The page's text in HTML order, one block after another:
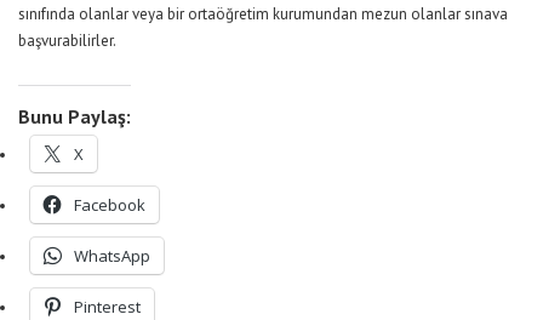
sınıfında olanlar veya bir ortaöğretim kurumundan mezun olanlar sınava
başvurabilirler.
Bunu Paylaş:
X
Facebook
WhatsApp
Pinterest